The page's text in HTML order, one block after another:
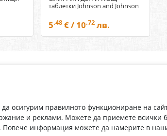
таблетки Johnson and Johnson
5.48€ / 10.72лв.
се съгласявам сПолитиката за лични данни .
осигурим правилното функциониране на
и реклами. Можете да приемете всички
Повече информация можете да намерите в